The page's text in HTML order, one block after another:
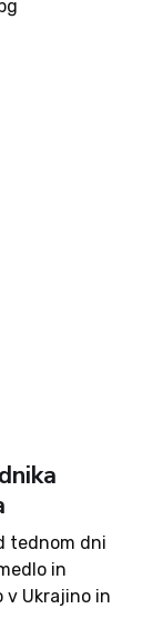
tednom dni
in
v Ukrajino in